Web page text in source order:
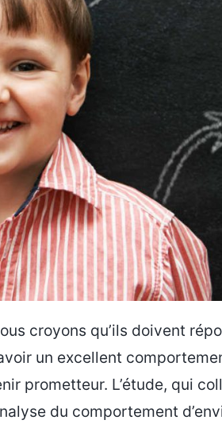
croyons qu’ils doivent
un excellent
prometteur. L’étude, qui
du comportement